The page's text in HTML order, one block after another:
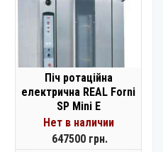
Піч ротаційна
електрична REAL Forni
SP Mini E
Нет в наличии
647500 грн.